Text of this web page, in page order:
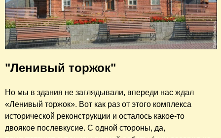
"Ленивый торжок"
Но мы в здания не заглядывали, впереди нас ждал
«Ленивый торжок». Вот как раз от этого комплекса
исторической реконструкции и осталось какое-то
двоякое послевкусие. С одной стороны, да,